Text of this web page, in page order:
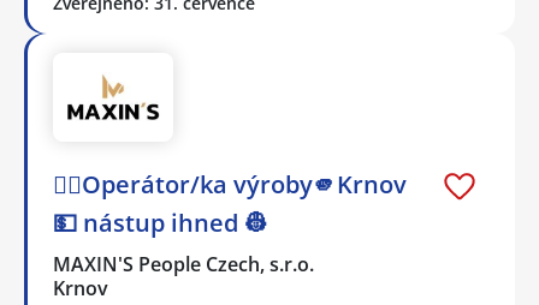
👷‍♂️Operátor/ka výroby🫵Krnov
💵 nástup ihned 👷
MAXIN'S People Czech, s.r.o.
Krnov